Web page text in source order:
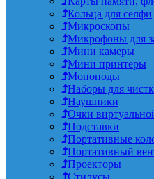
Кольца для селфи
Микроскопы
Микрофоны для
Мини камеры
Мини принтеры
Моноподы
Наборы для
Наушники
Очки
Подставки
Портативные
Портативный
Проекторы
Стилусы